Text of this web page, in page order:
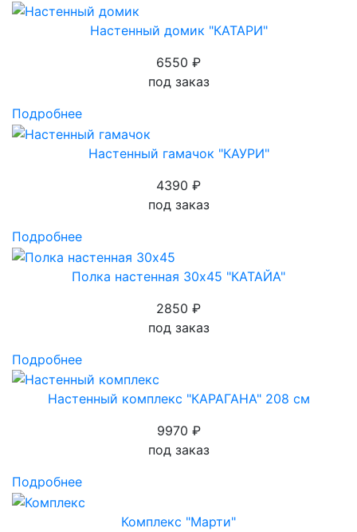
Настенный домик "КАТАРИ"
6550 ₽
под заказ
Подробнее
Настенный гамачок "КАУРИ"
4390 ₽
под заказ
Подробнее
Полка настенная 30х45 "КАТАЙА"
2850 ₽
под заказ
Подробнее
Настенный комплекс "КАРАГАНА" 208 см
9970 ₽
под заказ
Подробнее
Комплекс "Марти"